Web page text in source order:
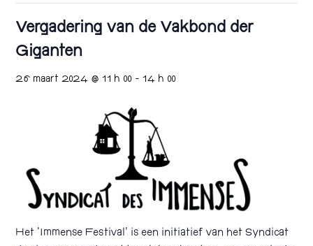
Vergadering van de Vakbond der
Giganten
26 maart 2024 @ 11 h 00 -14 h 00
Het ‘Immense Festival’ is een initiatief van het Syndicat